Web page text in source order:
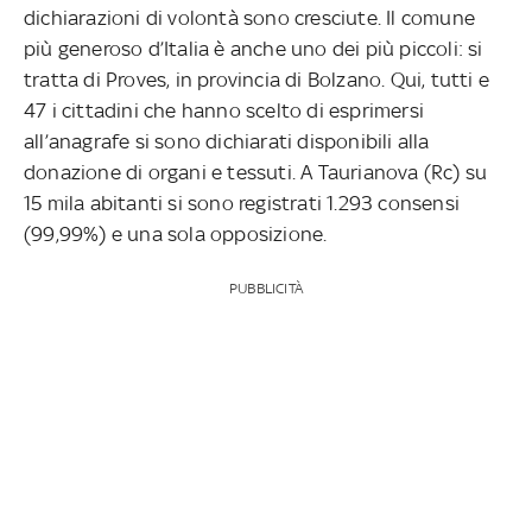
dichiarazioni di volontà sono cresciute. Il comune
più generoso d’Italia è anche uno dei più piccoli: si
tratta di Proves, in provincia di Bolzano. Qui, tutti e
47 i cittadini che hanno scelto di esprimersi
all’anagrafe si sono dichiarati disponibili alla
donazione di organi e tessuti. A Taurianova (Rc) su
15 mila abitanti si sono registrati 1.293 consensi
(99,99%) e una sola opposizione.
PUBBLICITÀ